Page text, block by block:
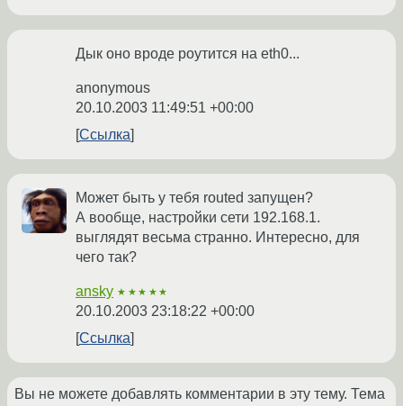
Дык оно вроде роутится на eth0...
anonymous
20.10.2003 11:49:51 +00:00
Ссылка
Может быть у тебя routed запущен?
А вообще, настройки сети 192.168.1.
выглядят весьма странно. Интересно, для
чего так?
ansky ★★★★★
20.10.2003 23:18:22 +00:00
Ссылка
Вы не можете добавлять комментарии в эту тему. Тема